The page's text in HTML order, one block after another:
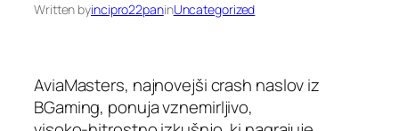
Written byincipro22paninUncategorized
AviaMasters, najnovejši crash naslov iz
BGaming, ponuja vznemirljivo,